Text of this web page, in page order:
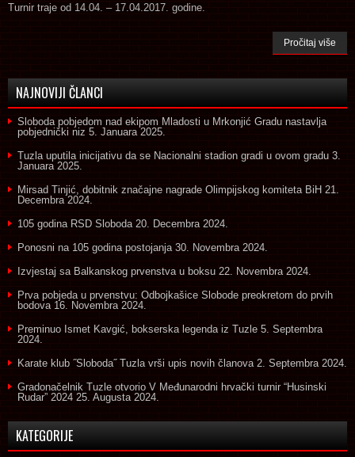
Turnir traje od 14.04. – 17.04.2017. godine.
Pročitaj više
NAJNOVIJI ČLANCI
Sloboda pobjedom nad ekipom Mladosti u Mrkonjić Gradu nastavlja
pobjednički niz 5. Januara 2025.
Tuzla uputila inicijativu da se Nacionalni stadion gradi u ovom gradu 3.
Januara 2025.
Mirsad Tinjić, dobitnik značajne nagrade Olimpijskog komiteta BiH 21.
Decembra 2024.
105 godina RSD Sloboda 20. Decembra 2024.
Ponosni na 105 godina postojanja 30. Novembra 2024.
Izvjestaj sa Balkanskog prvenstva u boksu 22. Novembra 2024.
Prva pobjeda u prvenstvu: Odbojkašice Slobode preokretom do prvih
bodova 16. Novembra 2024.
Preminuo Ismet Kavgić, bokserska legenda iz Tuzle 5. Septembra
2024.
Karate klub ˝Sloboda˝ Tuzla vrši upis novih članova 2. Septembra 2024.
Gradonačelnik Tuzle otvorio V Međunarodni hrvački turnir “Husinski
Rudar” 2024 25. Augusta 2024.
KATEGORIJE